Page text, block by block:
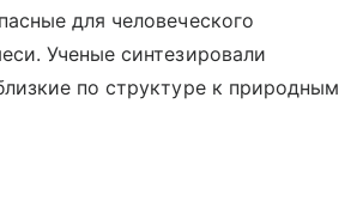
для человеческого
Ученые синтезировали
по структуре к природным